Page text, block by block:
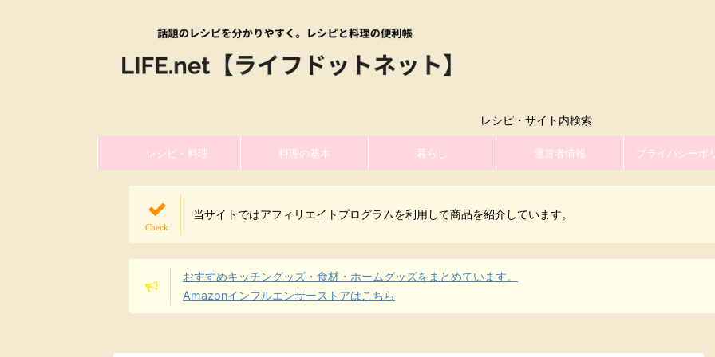
レシピ・サイト内検索
レシピ・料理 料理の基本 暮らし 運営者情報 プライバシーポ
当サイトではアフィリエイトプログラムを利用して商品を紹介しています。
おすすめキッチングッズ・食材・ホームグッズをまとめています。
Amazonインフルエンサーストアはこちら